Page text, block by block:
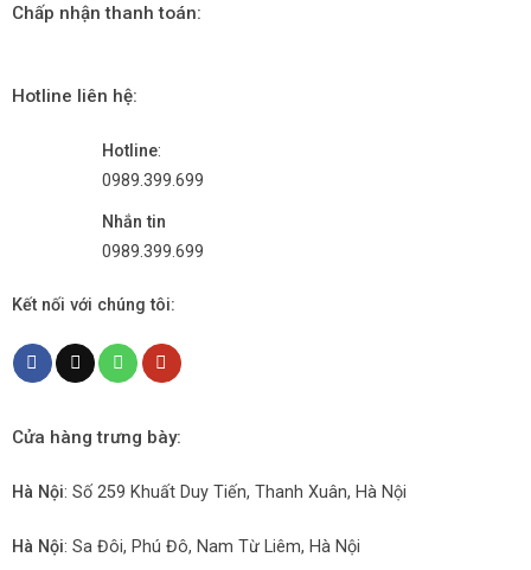
Chấp nhận thanh toán:
Hotline liên hệ:
Hotline:
0989.399.699
Nhắn tin
0989.399.699
Kết nối với chúng tôi:
Cửa hàng trưng bày:
Hà Nội: Số 259 Khuất Duy Tiến, Thanh Xuân, Hà Nội
Hà Nội: Sa Đôi, Phú Đô, Nam Từ Liêm, Hà Nội